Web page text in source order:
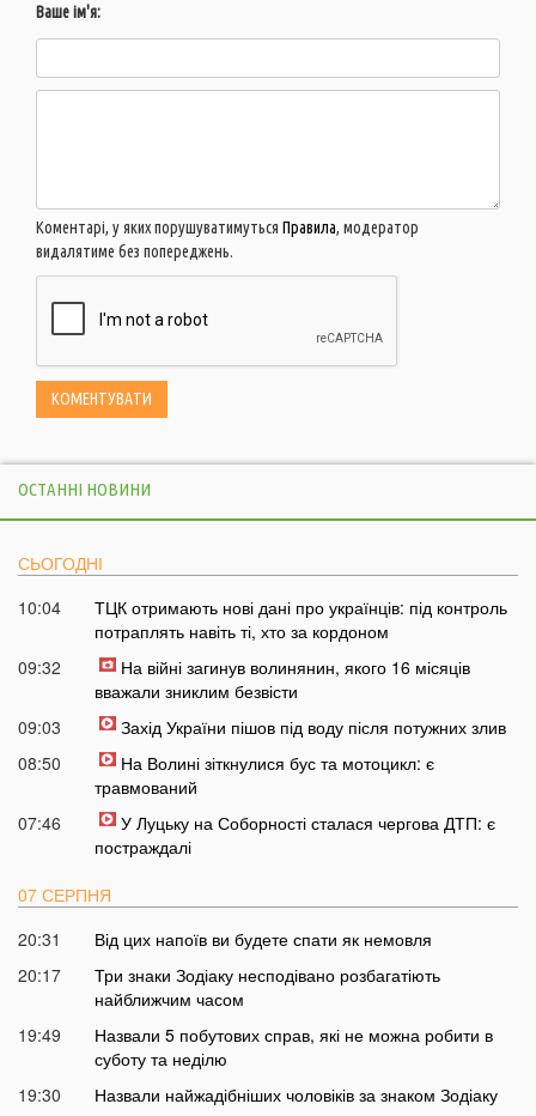
Ваше ім'я:
Коментарі, у яких порушуватимуться Правила, модератор
видалятиме без попереджень.
ОСТАННІ НОВИНИ
СЬОГОДНІ
10:04
ТЦК отримають нові дані про українців: під контроль
потраплять навіть ті, хто за кордоном
09:32
На війні загинув волинянин, якого 16 місяців
вважали зниклим безвісти
09:03
Захід України пішов під воду після потужних злив
08:50
На Волині зіткнулися бус та мотоцикл: є
травмований
07:46
У Луцьку на Соборності сталася чергова ДТП: є
постраждалі
07 СЕРПНЯ
20:31
Від цих напоїв ви будете спати як немовля
20:17
Три знаки Зодіаку несподівано розбагатіють
найближчим часом
19:49
Назвали 5 побутових справ, які не можна робити в
суботу та неділю
19:30
Назвали найжадібніших чоловіків за знаком Зодіаку